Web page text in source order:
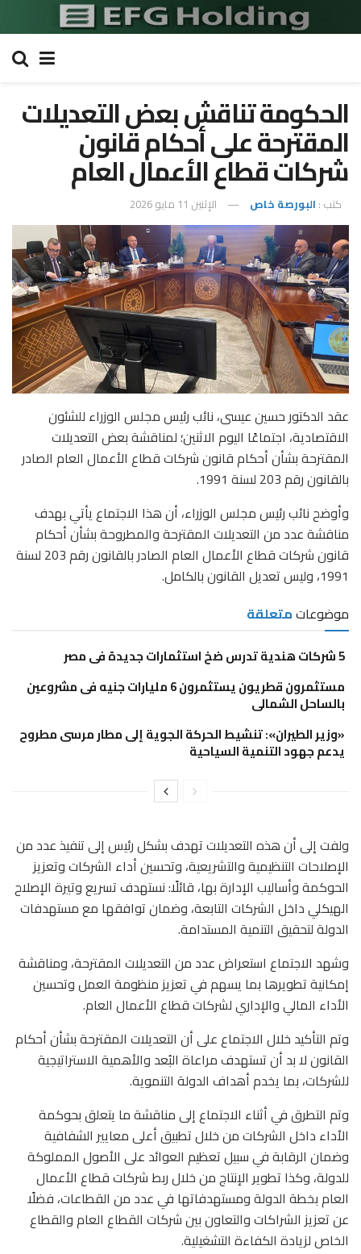
الحكومة تناقش بعض التعديلات
المقترحة على أحكام قانون
شركات قطاع الأعمال العام
كتب : البورصة خاص الإثنين 11 مايو 2026
عقد الدكتور حسين عيسى، نائب رئيس مجلس الوزراء للشئون
الاقتصادية، اجتماعًا اليوم الاثنين؛ لمناقشة بعض التعديلات
المقترحة بشأن أحكام قانون شركات قطاع الأعمال العام الصادر
بالقانون رقم 203 لسنة 1991.
وأوضح نائب رئيس مجلس الوزراء، أن هذا الاجتماع يأتي بهدف
مناقشة عدد من التعديلات المقترحة والمطروحة بشأن أحكام
قانون شركات قطاع الأعمال العام الصادر بالقانون رقم 203 لسنة
1991، وليس تعديل القانون بالكامل.
موضوعاتمتعلقة
5 شركات هندية تدرس ضخ استثمارات جديدة فى مصر
مستثمرون قطريون يستثمرون 6 مليارات جنيه فى مشروعين
بالساحل الشمالى
«وزير الطيران»: تنشيط الحركة الجوية إلى مطار مرسى مطروح
يدعم جهود التنمية السياحية
ولفت إلى أن هذه التعديلات تهدف بشكل رئيس إلى تنفيذ عدد من
الإصلاحات التنظيمية والتشريعية، وتحسين أداء الشركات وتعزيز
الحوكمة وأساليب الإدارة بها، قائلًا: نستهدف تسريع وتيرة الإصلاح
الهيكلي داخل الشركات التابعة، وضمان توافقها مع مستهدفات
الدولة لتحقيق التنمية المستدامة.
وشهد الاجتماع استعراض عدد من التعديلات المقترحة، ومناقشة
إمكانية تطويرها بما يسهم في تعزيز منظومة العمل وتحسين
الأداء المالي والإداري لشركات قطاع الأعمال العام.
وتم التأكيد خلال الاجتماع على أن التعديلات المقترحة بشأن أحكام
القانون لا بد أن تستهدف مراعاة البُعد والأهمية الاستراتيجية
للشركات، بما يخدم أهداف الدولة التنموية.
وتم التطرق في أثناء الاجتماع إلى مناقشة ما يتعلق بحوكمة
الأداء داخل الشركات من خلال تطبيق أعلى معايير الشفافية
وضمان الرقابة في سبيل تعظيم العوائد على الأصول المملوكة
للدولة، وكذا تطوير الإنتاج من خلال ربط شركات قطاع الأعمال
العام بخطة الدولة ومستهدفاتها في عدد من القطاعات، فضلًا
عن تعزيز الشراكات والتعاون بين شركات القطاع العام والقطاع
الخاص لزيادة الكفاءة التشغيلية.